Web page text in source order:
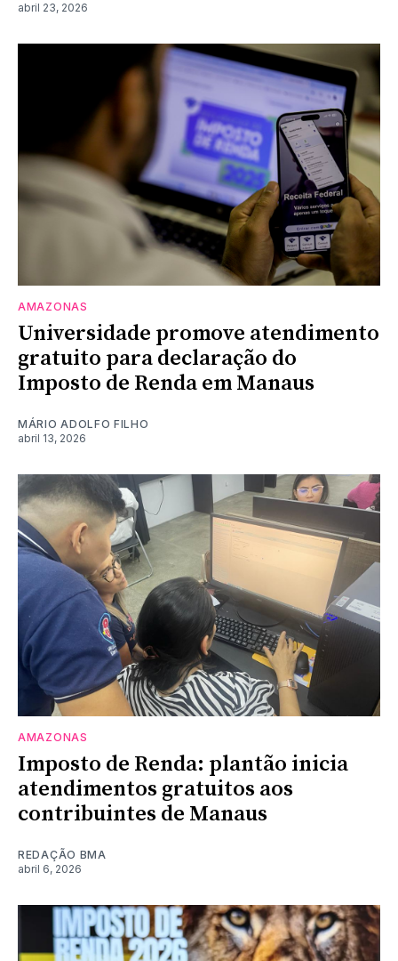
abril 23, 2026
AMAZONAS
Universidade promove atendimento
gratuito para declaração do
Imposto de Renda em Manaus
MÁRIO ADOLFO FILHO
abril 13, 2026
AMAZONAS
Imposto de Renda: plantão inicia
atendimentos gratuitos aos
contribuintes de Manaus
REDAÇÃO BMA
abril 6, 2026